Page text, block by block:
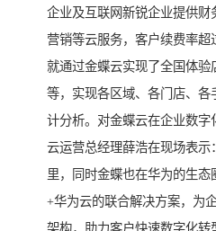
企业及互联网新锐企业提供
营销等云服务，客户续费率
就通过金蝶云实现了全国体
等，实现各区域、各门店、
计分析。对金蝶云在企业数字
云运营总经理薛浩在现场表示
里，同时金蝶也在华为的生
+华为云的联合解决方案，为